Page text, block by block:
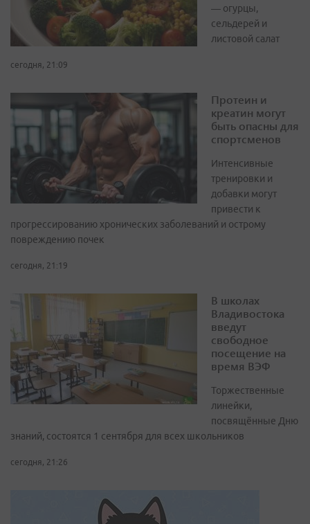
— огурцы,
сельдерей и
листовой салат
сегодня, 21:09
Протеин и
креатин могут
быть опасны для
спортсменов
Интенсивные
тренировки и
добавки могут
привести к
прогрессированию хронических заболеваний и острому
повреждению почек
сегодня, 21:19
В школах
Владивостока
введут
свободное
посещение на
время ВЭФ
Торжественные
линейки,
посвящённые Дню
знаний, состоятся 1 сентября для всех школьников
сегодня, 21:26